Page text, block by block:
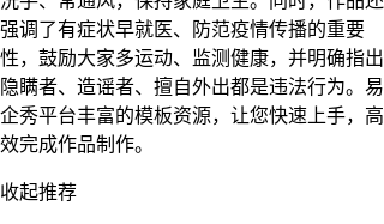
强调了有症状早就医、防范疫情传播的重要
性，鼓励大家多运动、监测健康，并明确指出
隐瞒者、造谣者、擅自外出都是违法行为。易
企秀平台丰富的模板资源，让您快速上手，高
效完成作品制作。
收起推荐